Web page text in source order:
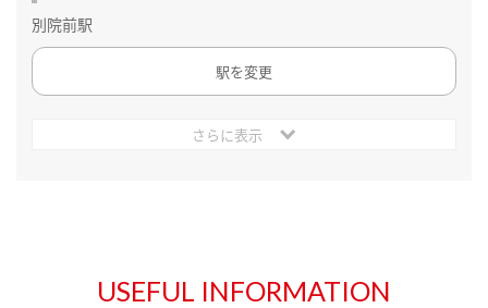
別院前駅
駅を変更
さらに表示
USEFUL INFORMATION